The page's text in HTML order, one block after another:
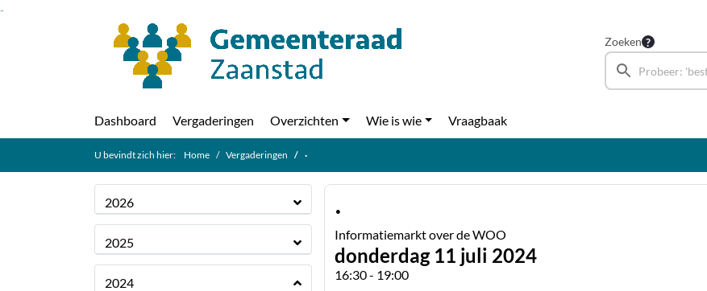
Ga naar de inhoud van deze pagina
Zoeken
Dashboard Vergaderingen Overzichten Wie is wie Vraagbaak
U bevindt zich hier: Home Vergaderingen ·
2026
2025
2024
·
Informatiemarkt over de WOO
donderdag 11 juli 2024
16:30 - 19:00